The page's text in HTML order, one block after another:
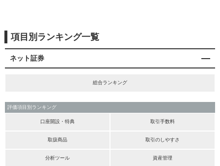
項目別ランキング一覧
ネット証券
総合ランキング
評価項目別ランキング
口座開設・特典 取引手数料
取扱商品 取引のしやすさ
分析ツール 資産管理